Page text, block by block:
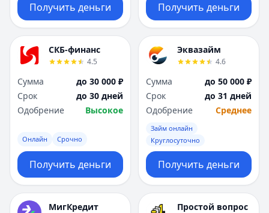
Получить деньги Получить деньги
СКБ-финанс
4.5
Сумма
до 30 000 ₽
Срок
до 30 дней
Одобрение
Высокое
Онлайн Срочно
Получить деньги
Эквазайм
4.6
Сумма
до 50 000 ₽
Срок
до 31 дней
Одобрение
Среднее
Займ онлайн
Круглосуточно
Получить деньги
МигКредит Простой вопрос